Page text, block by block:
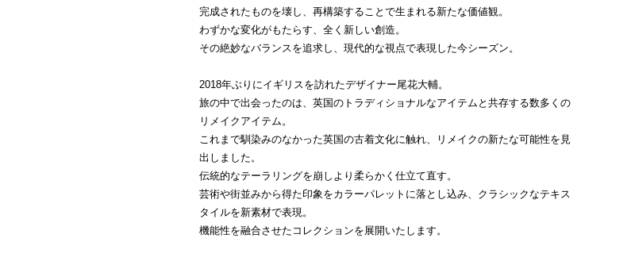
完成されたものを壊し、再構築することで生まれる新たな価値観。
わずかな変化がもたらす、全く新しい創造。
その絶妙なバランスを追求し、現代的な視点で表現した今シーズン。
2018年ぶりにイギリスを訪れたデザイナー尾花大輔。
旅の中で出会ったのは、英国のトラディショナルなアイテムと共存する数多くの
リメイクアイテム。
これまで馴染みのなかった英国の古着文化に触れ、リメイクの新たな可能性を見
出しました。
伝統的なテーラリングを崩しより柔らかく仕立て直す。
芸術や街並みから得た印象をカラーパレットに落とし込み、クラシックなテキス
タイルを新素材で表現。
機能性を融合させたコレクションを展開いたします。